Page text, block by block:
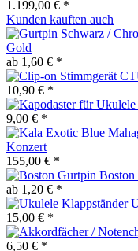
1.199,00 € *
Kunden kauften auch
Gold
ab 1,60 € *
10,90 € *
9,00 € *
Konzert
155,00 € *
Boston
ab 1,20 € *
15,00 € *
6,50 € *